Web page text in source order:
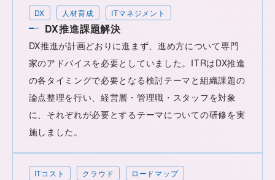
DX 人材育成 ITマネジメント
DX推進課題解決
DX推進が計画どおりに進まず、進め方について専門
家のアドバイスを必要としていました。ITRはDX推進
の各タイミングで必要となる検討テーマと組織課題の
論点整理を行い、経営層・管理職・スタッフを対象
に、それぞれが必要とするテーマについての研修を実
施しました。
ITコスト クラウド
ロードマップ